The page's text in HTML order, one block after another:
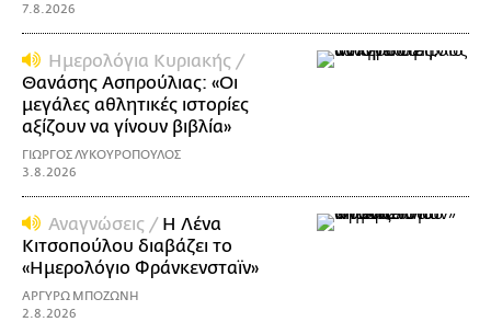
7.8.2026
Ημερολόγια Κυριακής /
Θανάσης Ασπρούλιας: «Οι
μεγάλες αθλητικές ιστορίες
αξίζουν να γίνουν βιβλία»
ΓΙΩΡΓΟΣ ΛΥΚΟΥΡΟΠΟΥΛΟΣ
3.8.2026
Αναγνώσεις / Η Λένα
Κιτσοπούλου διαβάζει το
«Ημερολόγιο Φράνκενσταϊν»
ΑΡΓΥΡΩ ΜΠΟΖΩΝΗ
2.8.2026